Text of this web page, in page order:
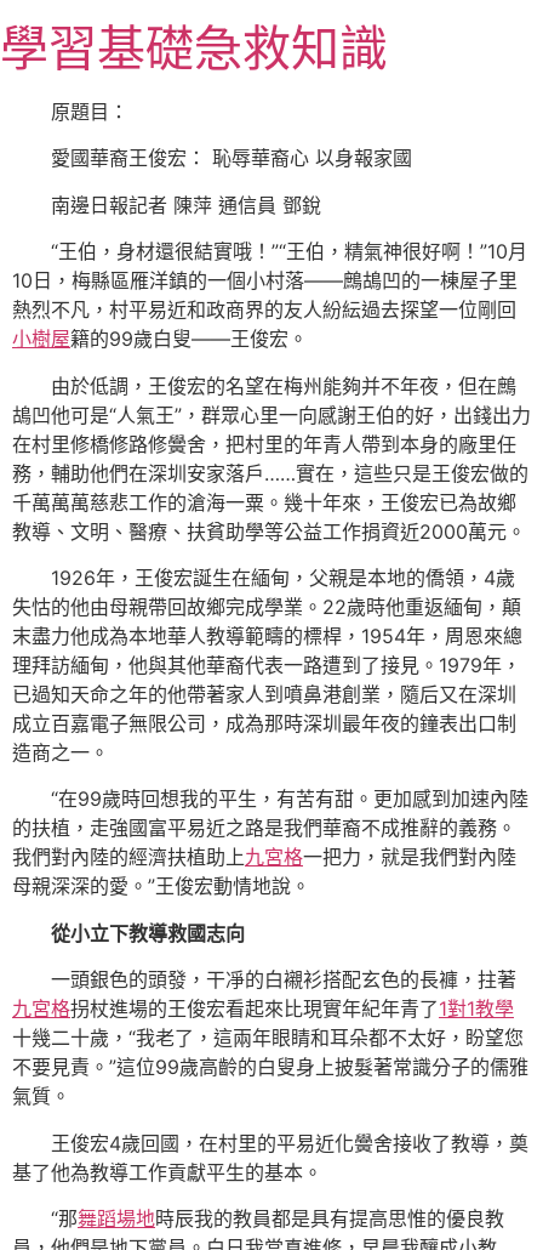
至
主
學習基礎急救知識
原題目：
愛國華裔王俊宏： 恥辱華裔心 以身報家國
南邊日報記者 陳萍 通信員 鄧銳
“王伯，身材還很結實哦！”“王伯，精氣神很好啊！”10月
10日，梅縣區雁洋鎮的一個小村落——鷓鴣凹的一棟屋子里
熱烈不凡，村平易近和政商界的友人紛紜過去探望一位剛回
小樹屋籍的99歲白叟——王俊宏。
由於低調，王俊宏的名望在梅州能夠并不年夜，但在鷓
鴣凹他可是“人氣王”，群眾心里一向感謝王伯的好，出錢出力
在村里修橋修路修黌舍，把村里的年青人帶到本身的廠里任
務，輔助他們在深圳安家落戶……實在，這些只是王俊宏做的
千萬萬萬慈悲工作的滄海一粟。幾十年來，王俊宏已為故鄉
教導、文明、醫療、扶貧助學等公益工作捐資近2000萬元。
1926年，王俊宏誕生在緬甸，父親是本地的僑領，4歲
失怙的他由母親帶回故鄉完成學業。22歲時他重返緬甸，顛
末盡力他成為本地華人教導範疇的標桿，1954年，周恩來總
理拜訪緬甸，他與其他華裔代表一路遭到了接見。1979年，
已過知天命之年的他帶著家人到噴鼻港創業，隨后又在深圳
成立百嘉電子無限公司，成為那時深圳最年夜的鐘表出口制
造商之一。
“在99歲時回想我的平生，有苦有甜。更加感到加速內陸
的扶植，走強國富平易近之路是我們華裔不成推辭的義務。
我們對內陸的經濟扶植助上九宮格一把力，就是我們對內陸
母親深深的愛。”王俊宏動情地說。
從小立下教導救國志向
一頭銀色的頭發，干凈的白襯衫搭配玄色的長褲，拄著
九宮格拐杖進場的王俊宏看起來比現實年紀年青了1對1教學
十幾二十歲，“我老了，這兩年眼睛和耳朵都不太好，盼望您
不要見責。”這位99歲高齡的白叟身上披髮著常識分子的儒雅
氣質。
王俊宏4歲回國，在村里的平易近化黌舍接收了教導，奠
基了他為教導工作貢獻平生的基本。
“那舞蹈場地時辰我的教員都是具有提高思惟的優良教